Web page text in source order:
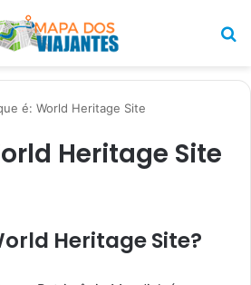
é: World Heritage Site
Heritage Site
Heritage Site?